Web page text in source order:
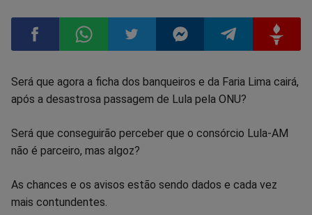
Compartilhar
Facebook
Compartilhar
Whatsapp
Compartilhar
Twitter
CompartilharCompartilhar
Será que agora a ficha dos banqueiros e da Faria Lima cairá,
após a desastrosa passagem de Lula pela ONU?
Será que conseguirão perceber que o consórcio Lula-AM
não é parceiro, mas algoz?
As chances e os avisos estão sendo dados e cada vez
mais contundentes.